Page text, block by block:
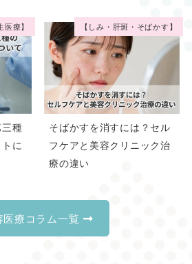
医療】
種
に
【しみ・肝斑・そばかす】
そばかすを消すには？セル
フケアと美容クリニック治
療の違い
医療コラム一覧